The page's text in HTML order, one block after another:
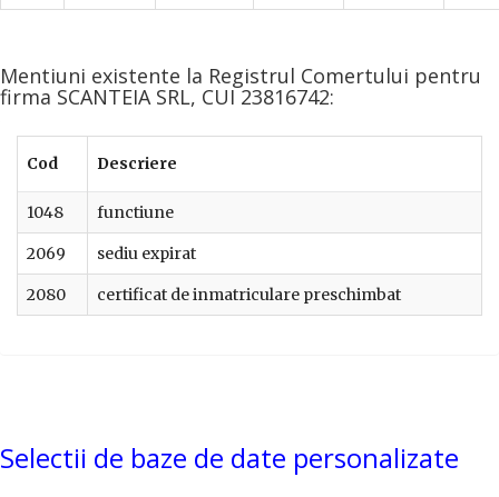
Mentiuni existente la Registrul Comertului pentru
firma SCANTEIA SRL, CUI 23816742:
Cod Descriere
1048 functiune
2069 sediu expirat
2080 certificat de inmatriculare preschimbat
Selectii de baze de date personalizate